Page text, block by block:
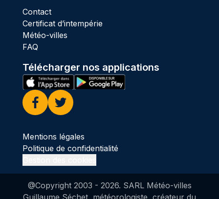
Contact
Certificat d’intempérie
Météo-villes
FAQ
Télécharger nos applications
Facebook
Twitter
Mentions légales
Politique de confidentialité
@Copyright 2003 - 2026. SARL Météo-villes
Guillaume Séchet, météorologiste, créateur du